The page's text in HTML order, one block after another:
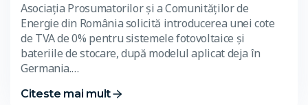
Asociația Prosumatorilor și a Comunităților de
Energie din România solicită introducerea unei cote
de TVA de 0% pentru sistemele fotovoltaice și
bateriile de stocare, după modelul aplicat deja în
Germania.…
Citeste mai mult